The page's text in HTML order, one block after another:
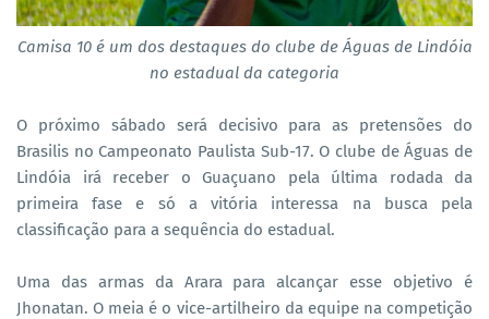
Camisa 10 é um dos destaques do clube de Águas de Lindóia
no estadual da categoria
O próximo sábado será decisivo para as pretensões do
Brasilis no Campeonato Paulista Sub-17. O clube de Águas de
Lindóia irá receber o Guaçuano pela última rodada da
primeira fase e só a vitória interessa na busca pela
classificação para a sequência do estadual.
Uma das armas da Arara para alcançar esse objetivo é
Jhonatan. O meia é o vice-artilheiro da equipe na competição